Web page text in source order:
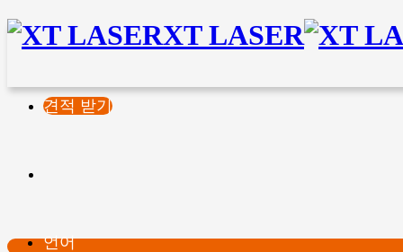
XT LASER
견적 받기
언어